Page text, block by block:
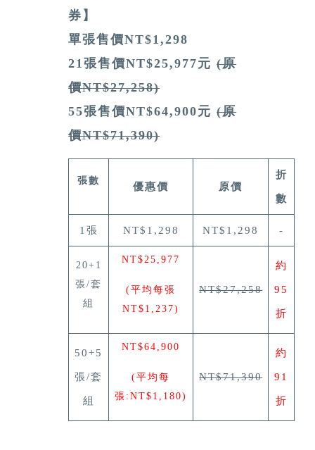
券】
單張售價NT$1,298
21張售價NT$25,977元(原
價NT$27,258)
55張售價NT$64,900元(原
價NT$71,390)
張數
優惠價 原價
折
數
1張 NT$1,298 NT$1,298 -
20+1
張/套
組
NT$25,977
(平均每張
NT$1,237)
NT$27,258
約
95
折
50+5
張/套
組
NT$64,900
(平均每
張:NT$1,180)
NT$71,390
約
91
折